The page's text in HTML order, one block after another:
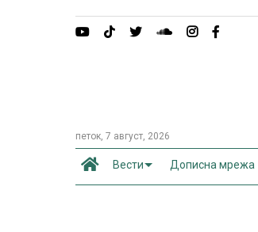
петок, 7 август, 2026
Вести Дописна мрежа